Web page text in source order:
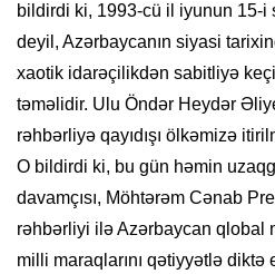
bildirdi ki, 1993-cü il iyunun 15-
deyil, Azərbaycanın siyasi
xaotik idarəçilikdən sabitliyə
təməlidir. Ulu Öndər Heydər
rəhbərliyə qayıdışı ölkəmizə
O bildirdi ki, bu gün həmin
davamçısı, Möhtərəm Cənab
rəhbərliyi ilə Azərbaycan qlobal
milli maraqlarını qətiyyətlə